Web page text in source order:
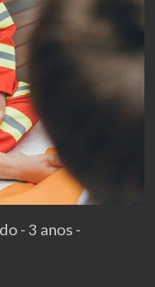
- 3 anos -